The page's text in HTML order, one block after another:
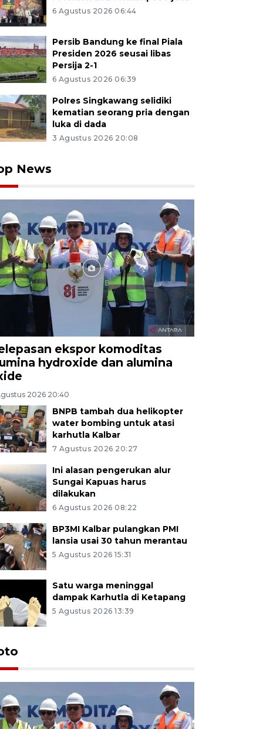
6 Agustus 2026 06:44
Persib Bandung ke final Piala
Presiden 2026 seusai libas
Persija 2-1
6 Agustus 2026 06:39
Polres Singkawang selidiki
kematian seorang pria dengan
luka di dada
3 Agustus 2026 20:08
News
ekspor komoditas
hydroxide dan alumina
2026 20:40
BNPB tambah dua helikopter
water bombing untuk atasi
karhutla Kalbar
7 Agustus 2026 20:27
Ini alasan pengerukan alur
Sungai Kapuas harus
dilakukan
6 Agustus 2026 08:22
BP3MI Kalbar pulangkan PMI
lansia usai 30 tahun merantau
5 Agustus 2026 15:31
Satu warga meninggal
dampak Karhutla di Ketapang
5 Agustus 2026 13:39